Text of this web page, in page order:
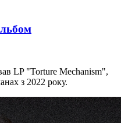
LP "Torture Mechanism",
з 2022 року.